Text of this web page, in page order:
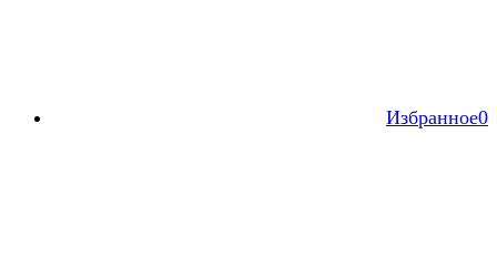
Избранное0